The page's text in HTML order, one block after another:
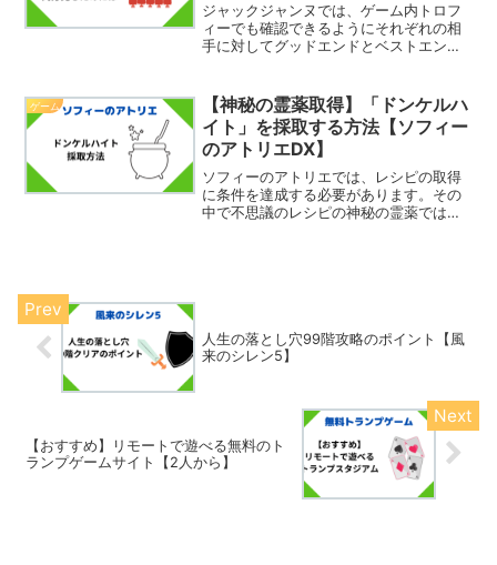
ジャックジャンヌでは、ゲーム内トロフ
ィーでも確認できるようにそれぞれの相
手に対してグッドエンドとベストエンド
いけないのかどうかが気になりません
か。そこで今回は、グッドエ...
ゲーム
【神秘の霊薬取得】「ドンケルハ
イト」を採取する方法【ソフィー
のアトリエDX】
ソフィーのアトリエでは、レシピの取得
に条件を達成する必要があります。その
中で不思議のレシピの神秘の霊薬では
人生の落とし穴99階攻略のポイント【風
来のシレン5】
【おすすめ】リモートで遊べる無料のト
ランプゲームサイト【2人から】